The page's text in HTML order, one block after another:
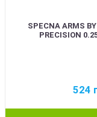
SPECNA ARMS
PRECISION
524